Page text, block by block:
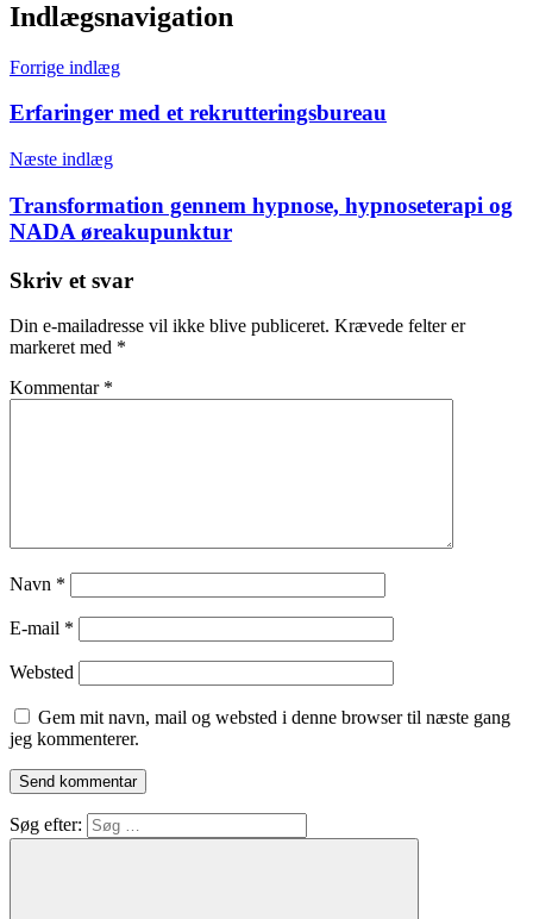
Indlægsnavigation
Forrige indlæg
Erfaringer med et rekrutteringsbureau
Næste indlæg
Transformation gennem hypnose, hypnoseterapi og
NADA øreakupunktur
Skriv et svar
Din e-mailadresse vil ikke blive publiceret. Krævede felter er
markeret med *
Kommentar *
Navn *
E-mail *
Websted
Gem mit navn, mail og websted i denne browser til næste gang
jeg kommenterer.
Søg efter: